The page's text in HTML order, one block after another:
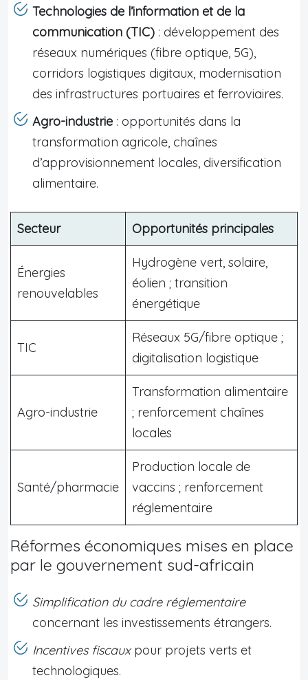
Technologies de l’information et de la
communication (TIC) : développement des
réseaux numériques (fibre optique, 5G),
corridors logistiques digitaux, modernisation
des infrastructures portuaires et ferroviaires.
Agro-industrie : opportunités dans la
transformation agricole, chaînes
d’approvisionnement locales, diversification
alimentaire.
Secteur Opportunités principales
Énergies
renouvelables
Hydrogène vert, solaire,
éolien ; transition
énergétique
TIC
Réseaux 5G/fibre optique ;
digitalisation logistique
Agro-industrie
Transformation alimentaire
; renforcement chaînes
locales
Santé/pharmacie
Production locale de
vaccins ; renforcement
réglementaire
Réformes économiques mises en place
par le gouvernement sud-africain
Simplification du cadre réglementaire
concernant les investissements étrangers.
Incentives fiscauxpour projets verts et
technologiques.